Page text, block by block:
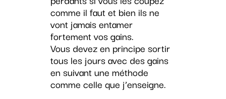
comme il faut et bien ils ne
vont jamais entamer
fortement vos gains.
Vous devez en principe sortir
tous les jours avec des gains
en suivant une méthode
comme celle que j’enseigne.